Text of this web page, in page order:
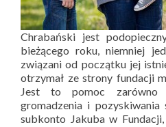
Chrabański jest
bieżącego roku, niemniej
związani od początku jej
otrzymał ze strony fundacji
Jest to pomoc zarówno
gromadzenia i
subkonto Jakuba w